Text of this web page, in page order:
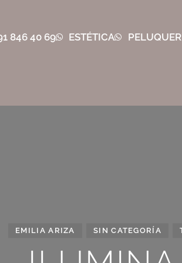
846 40 69 ESTÉTICA
EMILIA ARIZA SIN CATEGORÍA